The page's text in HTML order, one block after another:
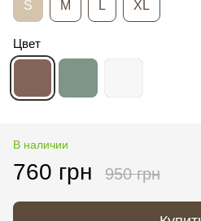
S M L XL
Цвет
В наличии
760 грн 950 грн